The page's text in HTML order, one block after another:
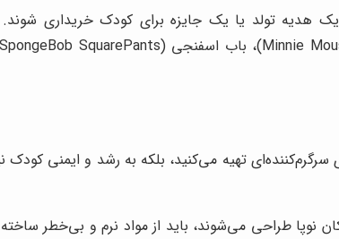
هدیه تولد یا یک جایزه برای کودک خریداری
تهیه می‌کنید، بلکه به رشد و ایمنی کودک
طراحی می‌شوند، باید از مواد نرم و بی‌خطر